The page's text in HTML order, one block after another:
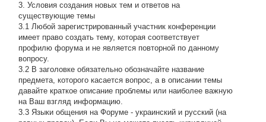
3. Условия создания новых тем и ответов на
существующие темы
3.1 Любой зарегистрированный участник конференции
имеет право создать тему, которая соответствует
профилю форума и не является повторной по данному
вопросу.
3.2 В заголовке обязательно обозначайте название
предмета, которого касается вопрос, а в описании темы
давайте краткое описание проблемы или наиболее важную
на Ваш взгляд информацию.
3.3 Языки общения на Форуме - украинский и русский (на